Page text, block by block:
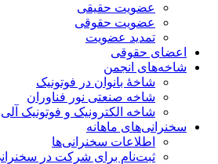
عضویت حقیقی
عضویت حقوقی
تمدید عضویت
اعضای حقوقی
شاخه‌های انجمن
شاخۀ بانوان در فوتونیک
شاخه صنعتی نور فناوران
شاخه‌ الکترونیک و فوتونیک آلی
سخنرانی‌های ماهانه
اطلاعات سخنرانی‌‌ها
ثبت‌نام برای شرکت در سخنرانی